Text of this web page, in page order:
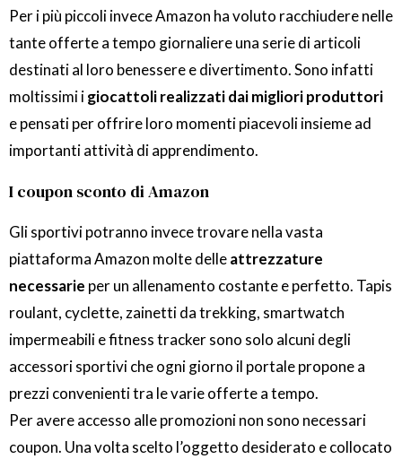
Per i più piccoli invece Amazon ha voluto racchiudere nelle
tante offerte a tempo giornaliere una serie di articoli
destinati al loro benessere e divertimento. Sono infatti
moltissimi igiocattoli realizzati dai migliori produttori
e pensati per offrire loro momenti piacevoli insieme ad
importanti attività di apprendimento.
I coupon sconto di Amazon
Gli sportivi potranno invece trovare nella vasta
piattaforma Amazon molte delleattrezzature
necessarie per un allenamento costante e perfetto. Tapis
roulant, cyclette, zainetti da trekking, smartwatch
impermeabili e fitness tracker sono solo alcuni degli
accessori sportivi che ogni giorno il portale propone a
prezzi convenienti tra le varie offerte a tempo.
Per avere accesso alle promozioni non sono necessari
coupon. Una volta scelto l’oggetto desiderato e collocato